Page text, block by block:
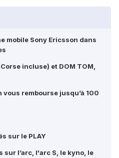
mobile Sony Ericsson dans
incluse) et DOM TOM,
vous rembourse jusqu’à 100
sur le PLAY
l’arc, l'arc S, le kyno, le